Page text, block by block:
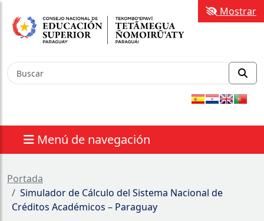
Menú de navegación
Mostrar
Portada
Simulador de Cálculo del Sistema Nacional de
Créditos Académicos – Paraguay